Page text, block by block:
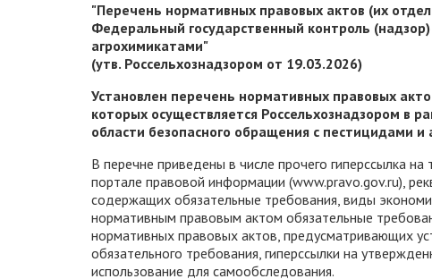
"Перечень нормативных правовых актов (их
Федеральный государственный контроль
агрохимикатами"
(утв. Россельхознадзором от 19.03.2026)
Установлен перечень нормативных правовых
которых осуществляется Россельхознадзором в
области безопасного обращения с пестицидами и
В перечне приведены в числе прочего гиперссылка
портале правовой информации (www.pravo.gov.ru),
содержащих обязательные требования, виды
нормативным правовым актом обязательные
нормативных правовых актов, предусматривающих
обязательного требования, гиперссылки на
использование для самообследования.